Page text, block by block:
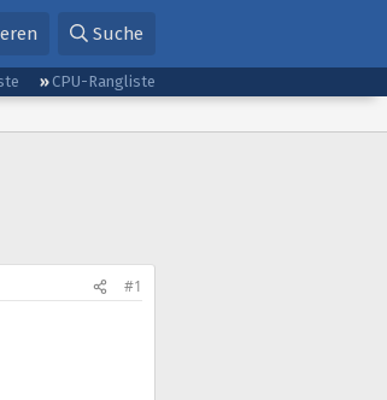
Suche
CPU-Rangliste
#1